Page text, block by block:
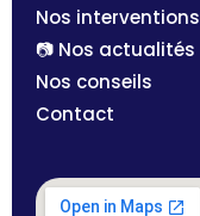
Nos interventions
📷 Nos actualités
Nos conseils
Contact